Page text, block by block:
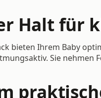
Halt für
bieten Ihrem Baby
Sie